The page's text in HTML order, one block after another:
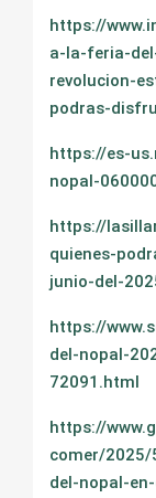
https://
a-la-feria-
revolucion-
podras-
https://es-
nopal-
https://
quienes-
junio-del-
https://
del-nopal-
72091.html
https://
comer/
del-nopal-